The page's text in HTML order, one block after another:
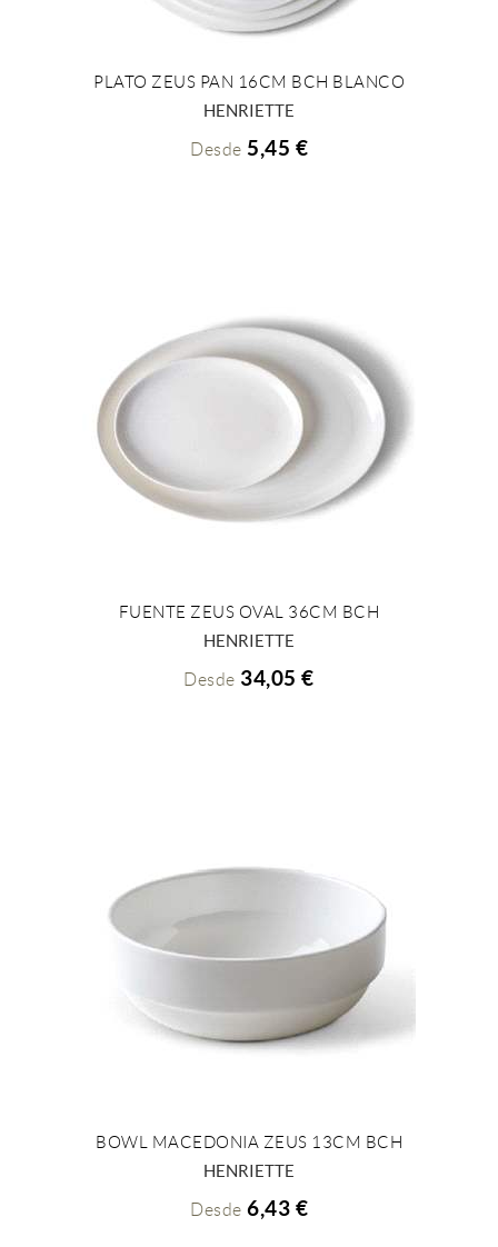
+ INFO
PLATO ZEUS PAN 16CM BCH BLANCO
HENRIETTE
Desde 5,45 €
+ INFO
FUENTE ZEUS OVAL 36CM BCH
HENRIETTE
Desde 34,05 €
+ INFO
BOWL MACEDONIA ZEUS 13CM BCH
HENRIETTE
Desde 6,43 €